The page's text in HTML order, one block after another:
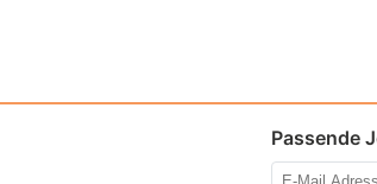
Passende